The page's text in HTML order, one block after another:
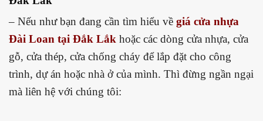
– Nếu như bạn đang cần tìm hiểu về giá cửa nhựa
Đài Loan tại Đắk Lắk hoặc các dòng cửa nhựa, cửa
gỗ, cửa thép, cửa chống cháy để lắp đặt cho công
trình, dự án hoặc nhà ở của mình. Thì đừng ngần ngại
mà liên hệ với chúng tôi: